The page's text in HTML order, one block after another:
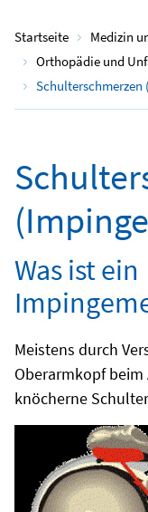
Startseite
Medizin
Orthopädie und
Was ist ein
Meistens durch
Oberarmkopf beim
knöcherne